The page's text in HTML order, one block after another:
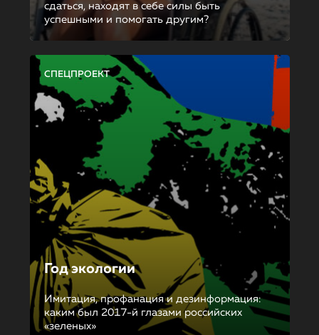
сдаться, находят в себе силы быть
успешными и помогать другим?
СПЕЦПРОЕКТ
Год экологии
Имитация, профанация и дезинформация:
каким был 2017-й глазами российских
«зеленых»